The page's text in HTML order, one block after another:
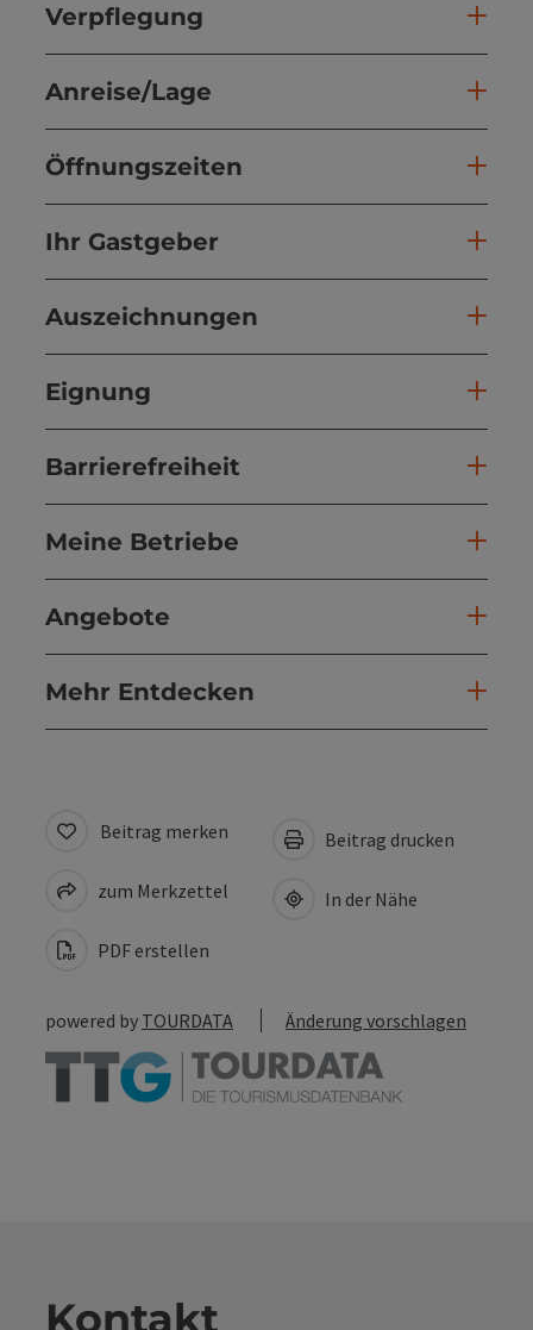
Verpflegung
Anreise/Lage
Öffnungszeiten
Ihr Gastgeber
Auszeichnungen
Eignung
Barrierefreiheit
Meine Betriebe
Angebote
Mehr Entdecken
Beitrag merken
zum Merkzettel
PDF erstellen
Beitrag drucken
In der Nähe
powered by TOURDATA Änderung vorschlagen
Kontakt